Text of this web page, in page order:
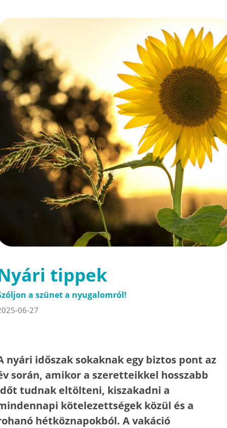
tippek
a szünet a nyugalomról!
06-27
nyári időszak sokaknak egy biztos pont az
során, amikor a szeretteikkel hosszabb
tudnak eltölteni, kiszakadni a
kötelezettségek közül és a
hétköznapokból. A vakáció